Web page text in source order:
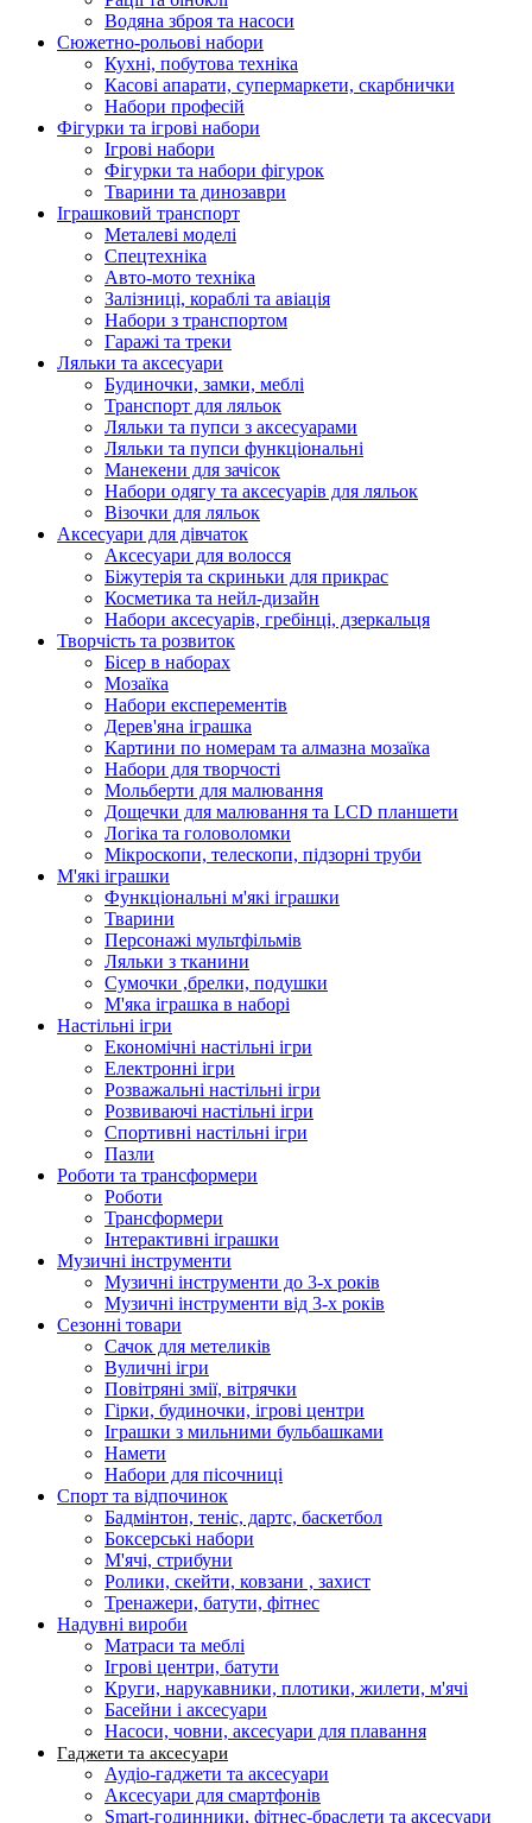
Водяна зброя та насоси
Сюжетно-рольові набори
Кухні, побутова техніка
Касові апарати, супермаркети, скарбнички
Набори професій
Фігурки та ігрові набори
Ігрові набори
Фігурки та набори фігурок
Тварини та динозаври
Іграшковий транспорт
Металеві моделі
Спецтехніка
Авто-мото техніка
Залізниці, кораблі та авіація
Набори з транспортом
Гаражі та треки
Ляльки та аксесуари
Будиночки, замки, меблі
Транспорт для ляльок
Ляльки та пупси з аксесуарами
Ляльки та пупси функціональні
Манекени для зачісок
Набори одягу та аксесуарів для ляльок
Візочки для ляльок
Аксесуари для дівчаток
Аксесуари для волосся
Біжутерія та скриньки для прикрас
Косметика та нейл-дизайн
Набори аксесуарів, гребінці, дзеркальця
Творчість та розвиток
Бісер в наборах
Мозаїка
Набори експерементів
Дерев'яна іграшка
Картини по номерам та алмазна мозаїка
Набори для творчості
Мольберти для малювання
Дощечки для малювання та LCD планшети
Логіка та головоломки
Мікроскопи, телескопи, підзорні труби
М'які іграшки
Функціональні м'які іграшки
Тварини
Персонажі мультфільмів
Ляльки з тканини
Сумочки ,брелки, подушки
М'яка іграшка в наборі
Настільні ігри
Економічні настільні ігри
Електронні ігри
Розважальні настільні ігри
Розвиваючі настільні ігри
Спортивні настільні ігри
Пазли
Роботи та трансформери
Роботи
Трансформери
Інтерактивні іграшки
Музичні інструменти
Музичні інструменти до 3-х років
Музичні інструменти від 3-х років
Сезонні товари
Сачок для метеликів
Вуличні ігри
Повітряні змії, вітрячки
Гірки, будиночки, ігрові центри
Іграшки з мильними бульбашками
Намети
Набори для пісочниці
Спорт та відпочинок
Бадмінтон, теніс, дартс, баскетбол
Боксерські набори
М'ячі, стрибуни
Ролики, скейти, ковзани , захист
Тренажери, батути, фітнес
Надувні вироби
Матраси та меблі
Ігрові центри, батути
Круги, нарукавники, плотики, жилети, м'ячі
Басейни і аксесуари
Насоси, човни, аксесуари для плавання
Гаджети та аксесуари
Аудіо-гаджети та аксесуари
Аксесуари для смартфонів
Smart-годинники, фітнес-браслети та аксесуари